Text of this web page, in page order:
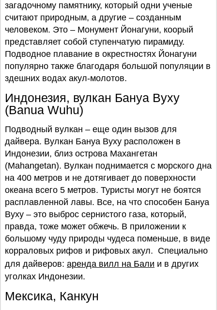
загадочному памятнику, который одни ученые
считают природным, а другие – созданным
человеком. Это – Монумент Йонагуни, коорый
представляет собой ступенчатую пирамиду.
Подводное плавание в окрестностях Йонагуни
популярно также благодаря большой популяции в
здешних водах акул-молотов.
Индонезия, вулкан Бануа Вуху
(Banua Wuhu)
Подводный вулкан – еще один вызов для
дайвера. Вулкан Бануа Вуху расположен в
Индонезии, близ острова Махангетан
(Mahangetan). Вулкан поднимается с морского дна
на 400 метров и не дотягивает до поверхности
океана всего 5 метров. Туристы могут не боятся
расплавленной лавы. Все, на что способен Бануа
Вуху – это выброс сернистого газа, который,
правда, тоже может обжечь. В приложении к
большому чуду природы чудеса поменьше, в виде
корраловых рифов и рифовых акул. Специально
для дайверов: аренда вилл на Бали и в других
уголках Индонезии.
Мексика, Канкун